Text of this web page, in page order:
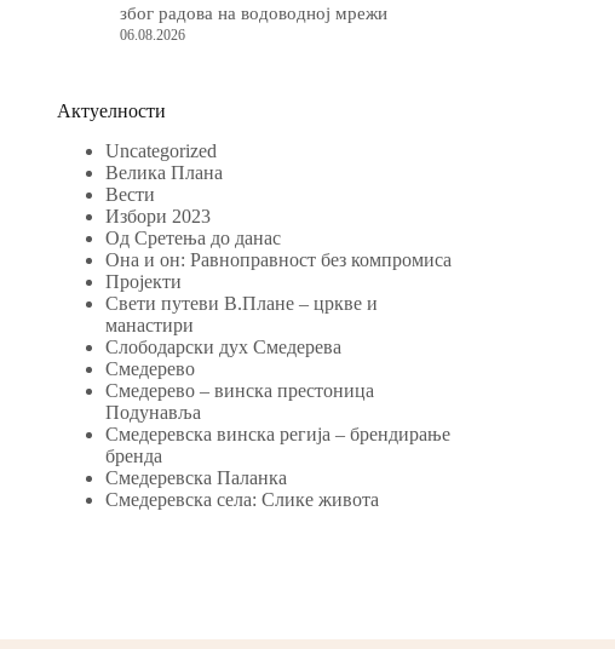
због радова на водоводној мрежи
06.08.2026
Актуелности
Uncategorized
Велика Плана
Вести
Избори 2023
Од Сретења до данас
Она и он: Равноправност без компромиса
Пројекти
Свети путеви В.Плане – цркве и
манастири
Слободарски дух Смедерева
Смедерево
Смедерево – винска престоница
Подунавља
Смедеревска винска регија – брендирање
бренда
Смедеревска Паланка
Смедеревска села: Слике живота